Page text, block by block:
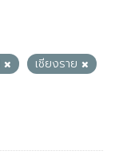
เชียงราย